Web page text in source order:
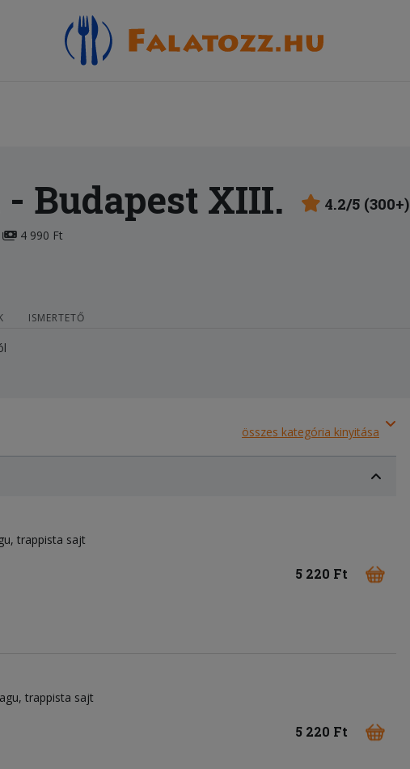
- Budapest XIII. 4.2/5 (300+)
4 990 Ft
ISMERTETŐ
összes kategória kinyitása
trappista sajt
5 220 Ft
trappista sajt
5 220 Ft